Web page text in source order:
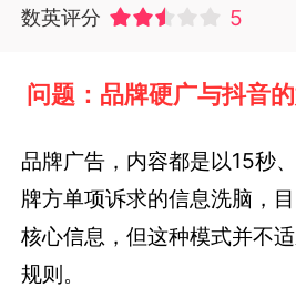
数英评分 5
问题：品牌硬广与抖音
品牌广告，内容都是以15秒
牌方单项诉求的信息洗脑，
核心信息，但这种模式并不
规则。